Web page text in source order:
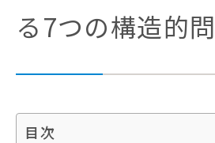
る7つの構造的
目次